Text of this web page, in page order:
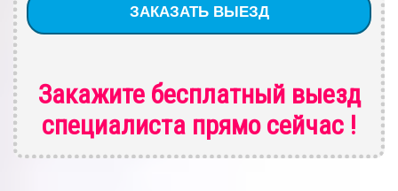
Закажите бесплатный выезд
специалиста прямо сейчас !